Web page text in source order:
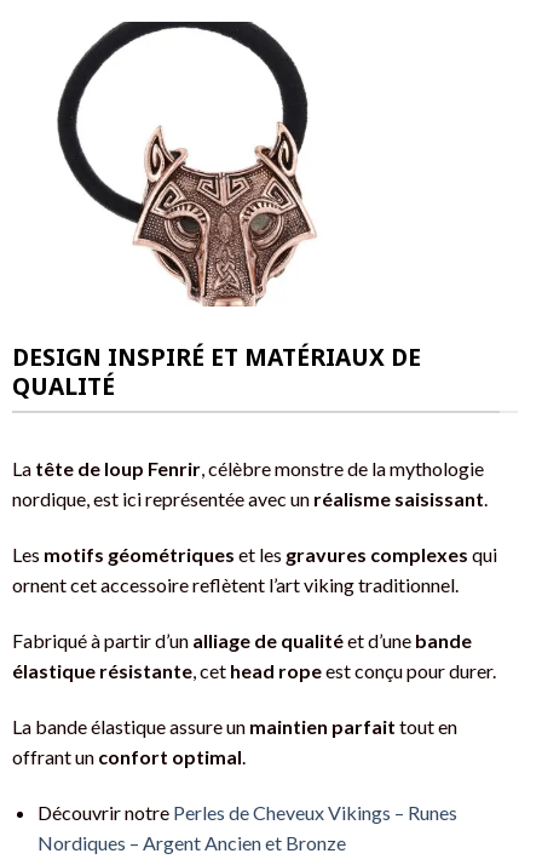
DESIGN INSPIRÉ ET MATÉRIAUX DE
QUALITÉ
La tête de loup Fenrir, célèbre monstre de la mythologie
nordique, est ici représentée avec un réalisme saisissant.
Les motifs géométriques et les gravures complexes qui
ornent cet accessoire reflètent l’art viking traditionnel.
Fabriqué à partir d’un alliage de qualitéet d’une bande
élastique résistante, cet head ropeest conçu pour durer.
La bande élastique assure un maintien parfait tout en
offrant un confort optimal
Découvrir notre Perles de Cheveux Vikings – Runes
Nordiques – Argent Ancien et Bronze